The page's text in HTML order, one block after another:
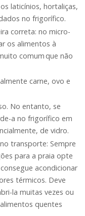
laticínios, hortaliças,
no frigorífico.
correta: no micro-
os alimentos à
comum que não
carne, ovo e
No entanto, se
a no frigorífico em
de vidro.
transporte: Sempre
para a praia opte
acondicionar
térmicos. Deve
la muitas vezes ou
quentes